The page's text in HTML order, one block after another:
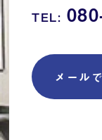
TEL:
メール